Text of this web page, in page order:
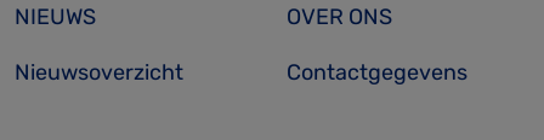
NIEUWS
Nieuwsoverzicht
OVER ONS
Contactgegevens